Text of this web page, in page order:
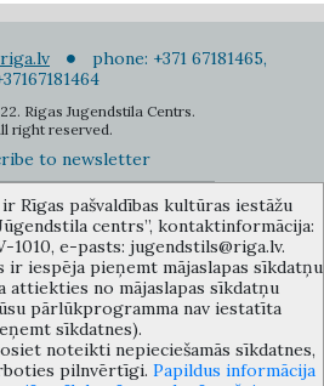
phone: +371 67181465,
Rigas Jugendstila Centrs.
right reserved.
to newsletter
of the Riga City Council (phone: 67026859,
performs functions of a contact point in
providing necessary protection and
who informs about possible conflicts of
of officials in the Department or its
Rīgas pašvaldības kultūras iestāžu
centrs”, kontaktinformācija:
1010, e-pasts: jugendstils@riga.lv.
ir iespēja pieņemt mājaslapas sīkdatņu
attiekties no mājaslapas sīkdatņu
pārlūkprogramma nav iestatīta
sīkdatnes).
noteikti nepieciešamās sīkdatnes,
pilnvērtīgi. Papildus informācija